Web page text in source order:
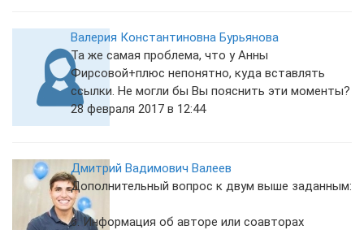
Валерия Константиновна Бурьянова
Та же самая проблема, что у Анны
Фирсовой+плюс непонятно, куда вставлять
ссылки. Не могли бы Вы пояснить эти моменты?
28 февраля 2017 в 12:44
Дмитрий Вадимович Валеев
Дополнительный вопрос к двум выше заданным:
6. Информация об авторе или соавторах